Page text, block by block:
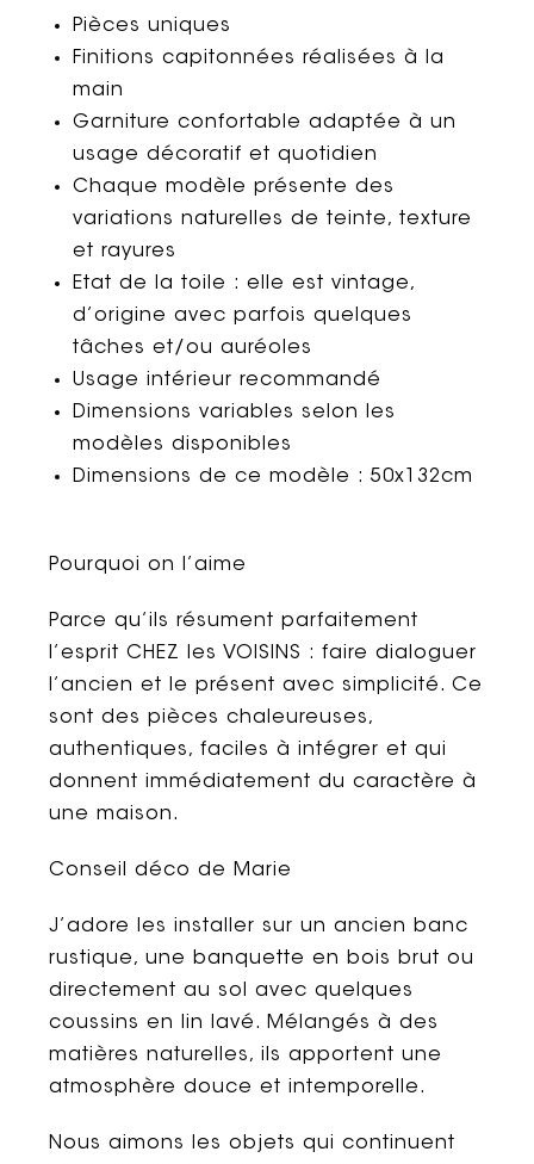
Pièces uniques
Finitions capitonnées réalisées à la
main
Garniture confortable adaptée à un
usage décoratif et quotidien
Chaque modèle présente des
variations naturelles de teinte, texture
et rayures
Etat de la toile : elle est vintage,
d’origine avec parfois quelques
tâches et/ou auréoles
Usage intérieur recommandé
Dimensions variables selon les
modèles disponibles
Dimensions de ce modèle : 50x132cm
Pourquoi on l’aime
Parce qu’ils résument parfaitement
l’esprit CHEZ les VOISINS : faire dialoguer
l’ancien et le présent avec simplicité. Ce
sont des pièces chaleureuses,
authentiques, faciles à intégrer et qui
donnent immédiatement du caractère à
une maison.
Conseil déco de Marie
J’adore les installer sur un ancien banc
rustique, une banquette en bois brut ou
directement au sol avec quelques
coussins en lin lavé. Mélangés à des
matières naturelles, ils apportent une
atmosphère douce et intemporelle.
Nous aimons les objets qui continuent